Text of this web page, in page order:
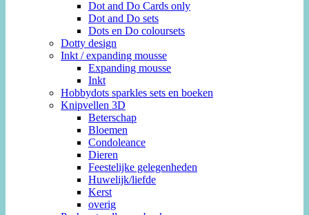
Dot and Do Cards only
Dot and Do sets
Dots en Do coloursets
Dotty design
Inkt / expanding mousse
Expanding mousse
Inkt
Hobbydots sparkles sets en boeken
Knipvellen 3D
Beterschap
Bloemen
Condoleance
Dieren
Feestelijke gelegenheden
Huwelijk/liefde
Kerst
overig